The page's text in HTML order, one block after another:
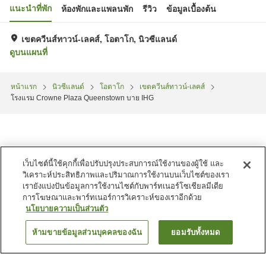
แนะนำที่พัก ห้องพักและแพลนพัก รีวิว ข้อมูลเบื้องต้น
เขตควีนส์ทาวน์-เลคส์, โอตาโก, นิวซีแลนด์
ดูบนแผนที่
หน้าแรก นิวซีแลนด์ โอตาโก
เขตควีนส์ทาวน์-เลคส์
โรงแรม Crowne Plaza Queenstown บาย IHG
ค้นหาห้องพัก
เว็บไซต์นี้ใช้คุกกี้เพื่อปรับปรุงประสบการณ์ใช้งานของผู้ใช้ และ
วิเคราะห์ประสิทธิภาพและปริมาณการใช้งานบนเว็บไซต์ของเรา
เรายังแบ่งปันข้อมูลการใช้งานไซต์กับพาร์ทเนอร์โซเชียลมีเดีย
การโฆษณาและพาร์ทเนอร์การวิเคราะห์ของเราอีกด้วย
นโยบายความเป็นส่วนตัว
ห้ามขายข้อมูลส่วนบุคคลของฉัน ยอมรับทั้งหมด